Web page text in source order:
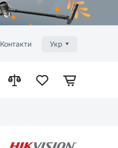
Контакти Укр